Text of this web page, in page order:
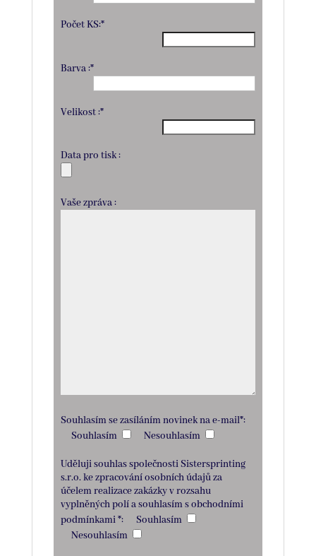
Počet KS:*
Barva :*
Velikost :*
Data pro tisk :
Vaše zpráva :
Souhlasím se zasíláním novinek na e-mail*:
Souhlasím
Nesouhlasím
Uděluji souhlas společnosti Sistersprinting
s.r.o. ke zpracování osobních údajů za
účelem realizace zakázky v rozsahu
vyplněných polí a souhlasím sobchodními
podmínkami*:
Souhlasím
Nesouhlasím